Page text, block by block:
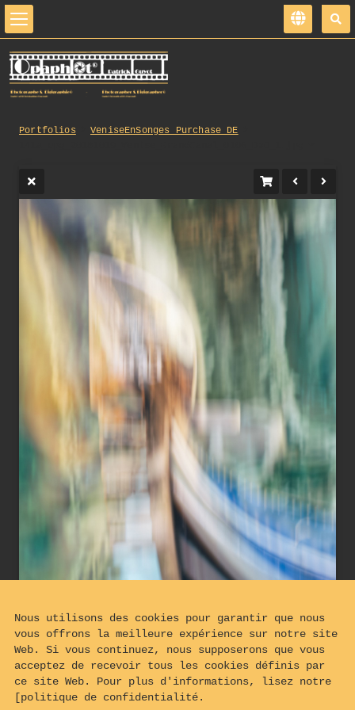
Portfolios
VeniseEnSonges_Purchase_DE
Vue abstraite de fers de proue de gondole
Nous utilisons des cookies pour garantir que nous
vous offrons la meilleure expérience sur notre site
Web. Si vous continuez, nous supposerons que vous
acceptez de recevoir tous les cookies définis par
ce site Web. Pour plus d'informations, lisez notre
[politique de confidentialité.